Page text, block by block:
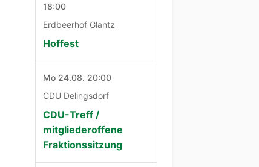
18:00
Erdbeerhof Glantz
Hoffest
Mo 24.08. 20:00
CDU Delingsdorf
CDU-Treff /
mitgliederoffene
Fraktionssitzung